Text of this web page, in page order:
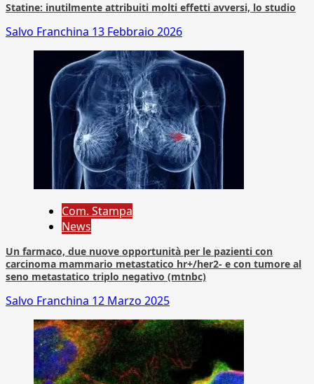
Statine: inutilmente attribuiti molti effetti avversi, lo studio
Salvo Franchina 13 Febbraio 2026
Com. Stampa
News
Un farmaco, due nuove opportunità per le pazienti con
carcinoma mammario metastatico hr+/her2- e con tumore al
seno metastatico triplo negativo (mtnbc)
Salvo Franchina 12 Marzo 2025